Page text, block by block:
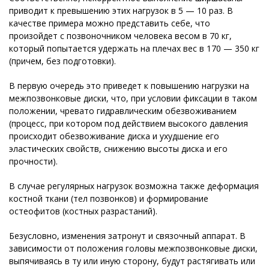
приводит к превышению этих нагрузок в 5 — 10 раз. В
качестве примера можно представить себе, что
произойдет с позвоночником человека весом в 70 кг,
который попытается удержать на плечах вес в 170 — 350 кг
(причем, без подготовки).
В первую очередь это приведет к повышению нагрузки на
межпозвонковые диски, что, при условии фиксации в таком
положении, чревато гидравлическим обезвоживанием
(процесс, при котором под действием высокого давления
происходит обезвоживание диска и ухудшение его
эластических свойств, снижению высоты диска и его
прочности).
В случае регулярных нагрузок возможна также деформация
костной ткани (тел позвонков) и формирование
остеофитов (костных разрастаний).
Безусловно, изменения затронут и связочный аппарат. В
зависимости от положения головы межпозвонковые диски,
выпячиваясь в ту или иную сторону, будут растягивать или